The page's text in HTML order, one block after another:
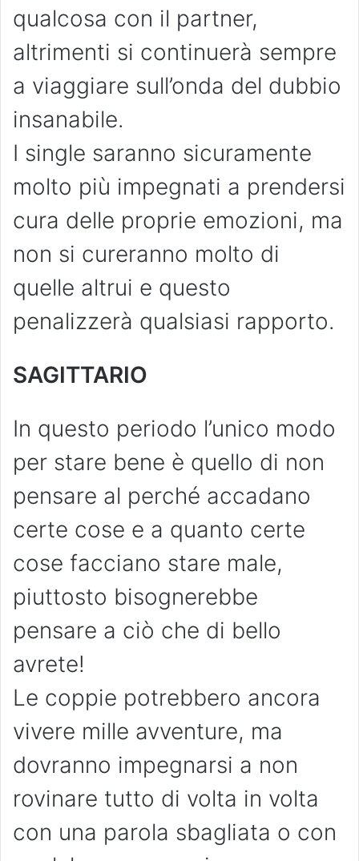
qualcosa con il partner,
altrimenti si continuerà sempre
a viaggiare sull’onda del dubbio
insanabile.
I single saranno sicuramente
molto più impegnati a prendersi
cura delle proprie emozioni, ma
non si cureranno molto di
quelle altrui e questo
penalizzerà qualsiasi rapporto.
SAGITTARIO
In questo periodo l’unico modo
per stare bene è quello di non
pensare al perché accadano
certe cose e a quanto certe
cose facciano stare male,
piuttosto bisognerebbe
pensare a ciò che di bello
avrete!
Le coppie potrebbero ancora
vivere mille avventure, ma
dovranno impegnarsi a non
rovinare tutto di volta in volta
con una parola sbagliata o con